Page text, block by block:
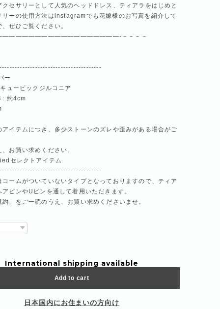
クセサリーとして人気のヘッドドレス、ティアラをはじめと
リーの使用方法はinstagramでも花嫁様のお写真を紹介して
ぜひご覧ください。
－－－－
ー
ュービックジルコニア
: 約4cm
アイテムにつき、多少ストーンのズレや歪みがある場合がご
お買い求めください。
セレクトアイテム
ームがついていないタイプとなっておりますので、ティア
ピンやUピンを通して着用いただきます。
」をご一読のうえ、お買い求めくださいませ。
International shipping available
Add to cart
日本国内にお住まいの方向け